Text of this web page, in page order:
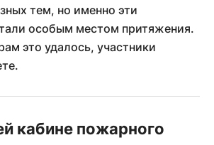
тем, но именно эти
особым местом притяжения.
это удалось, участники
кабине пожарного